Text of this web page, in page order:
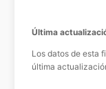
Última
Los datos de esta
última